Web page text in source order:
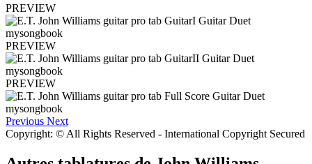
PREVIEW
PREVIEW
PREVIEW
Previous Next
Copyright: © All Rights Reserved - International Copyright Secured